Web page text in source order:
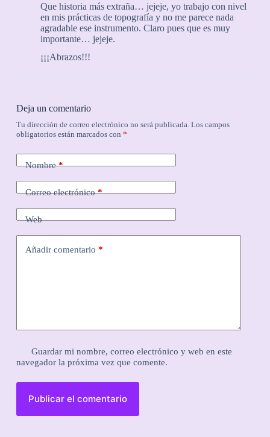
Que historia más extraña… jejeje, yo trabajo con nivel
en mis prácticas de topografía y no me parece nada
agradable ese instrumento. Claro pues que es muy
importante… jejeje.
¡¡¡Abrazos!!!
Deja un comentario
Tu dirección de correo electrónico no será publicada. Los campos
obligatorios están marcados con *
Nombre*
Correo electrónico*
Web
Añadir comentario *
Guardar mi nombre, correo electrónico y web en este
navegador la próxima vez que comente.
Publicar el comentario